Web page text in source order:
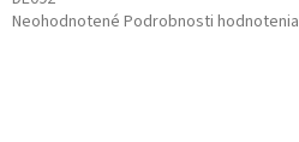
Priemerné
Neohodnotené Podrobnosti hodnotenia